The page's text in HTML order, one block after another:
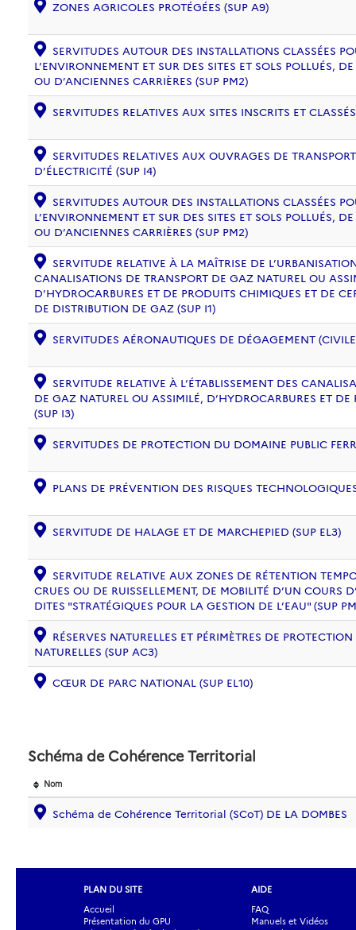
ZONES AGRICOLES PROTÉGÉES (SUP A9)
SERVITUDES AUTOUR DES INSTALLATIONS CLASSÉES
L’ENVIRONNEMENT ET SUR DES SITES ET SOLS POLLUÉS,
OU D’ANCIENNES CARRIÈRES (SUP PM2)
SERVITUDES RELATIVES AUX SITES INSCRITS ET
SERVITUDES RELATIVES AUX OUVRAGES DE
D’ÉLECTRICITÉ (SUP I4)
SERVITUDES AUTOUR DES INSTALLATIONS CLASSÉES
L’ENVIRONNEMENT ET SUR DES SITES ET SOLS POLLUÉS,
OU D’ANCIENNES CARRIÈRES (SUP PM2)
SERVITUDE RELATIVE À LA MAÎTRISE DE
CANALISATIONS DE TRANSPORT DE GAZ NATUREL OU
D’HYDROCARBURES ET DE PRODUITS CHIMIQUES ET DE
DE DISTRIBUTION DE GAZ (SUP I1)
SERVITUDES AÉRONAUTIQUES DE DÉGAGEMENT
SERVITUDE RELATIVE À L’ÉTABLISSEMENT DES
DE GAZ NATUREL OU ASSIMILÉ, D’HYDROCARBURES ET
(SUP I3)
SERVITUDES DE PROTECTION DU DOMAINE PUBLIC
PLANS DE PRÉVENTION DES RISQUES
SERVITUDE DE HALAGE ET DE MARCHEPIED (SUP EL3)
SERVITUDE RELATIVE AUX ZONES DE RÉTENTION
CRUES OU DE RUISSELLEMENT, DE MOBILITÉ D’UN COURS
DITES "STRATÉGIQUES POUR LA GESTION DE L’EAU" (SUP
RÉSERVES NATURELLES ET PÉRIMÈTRES DE
NATURELLES (SUP AC3)
CŒUR DE PARC NATIONAL (SUP EL10)
Schéma de Cohérence Territorial
Nom
Schéma de Cohérence Territorial (SCoT) DE LA DOMBES
PLAN DU SITE
Accueil
Présentation du GPU
AIDE
FAQ
Manuels et Vidéos